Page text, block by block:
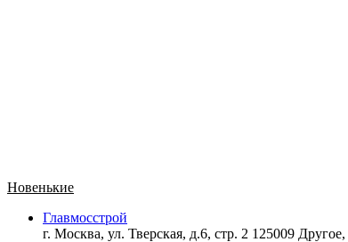
Новенькие
Главмосстрой
г. Москва, ул. Тверская, д.6, стр. 2 125009 Другое,